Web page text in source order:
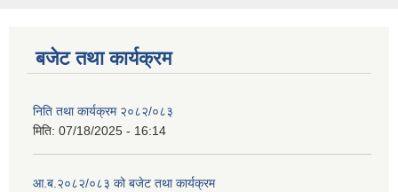
बजेट तथा कार्यक्रम
निति तथा कार्यक्रम २०८२/०८३
मिति: 07/18/2025 - 16:14
आ.ब.२०८२/०८३ को बजेट तथा कार्यक्रम